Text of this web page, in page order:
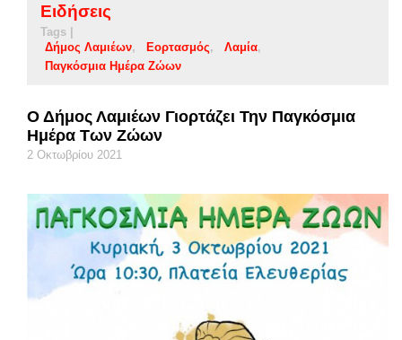
Ειδήσεις
Tags |
Δήμος Λαμιέων
Εορτασμός
Λαμία
Παγκόσμια Ημέρα Ζώων
Ο Δήμος Λαμιέων Γιορτάζει Την Παγκόσμια
Ημέρα Των Ζώων
2 Οκτωβρίου 2021